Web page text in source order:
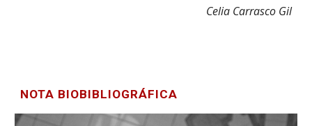
Celia Carrasco Gil
NOTA BIOBIBLIOGRÁFICA